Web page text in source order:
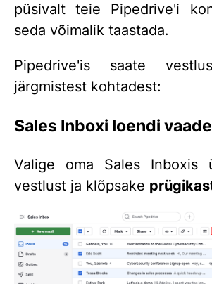
püsivalt teie Pipedrive'i
seda võimalik taastada.
Pipedrive'is saate
järgmistest kohtadest:
Sales Inboxi loendi vaade
Valige oma Sales Inboxis
vestlust ja klõpsake